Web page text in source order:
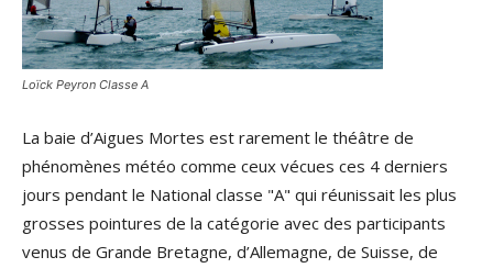
Loïck Peyron Classe A
La baie d’Aigues Mortes est rarement le théâtre de
phénomènes météo comme ceux vécues ces 4 derniers
jours pendant le National classe "A" qui réunissait les plus
grosses pointures de la catégorie avec des participants
venus de Grande Bretagne, d’Allemagne, de Suisse, de